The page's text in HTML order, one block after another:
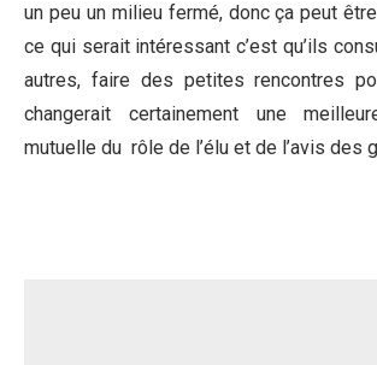
un peu un milieu fermé, donc ça peut
ce qui serait intéressant c’est qu’ils
autres, faire des petites rencontres
changerait certainement une
mutuelle du rôle de l’élu et de l’avis des